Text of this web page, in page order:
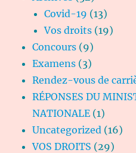
Covid-19 (13)
Vos droits (19)
Concours (9)
Examens (3)
Rendez-vous de
RÉPONSES DU
NATIONALE (1)
Uncategorized (16)
VOS DROITS (29)